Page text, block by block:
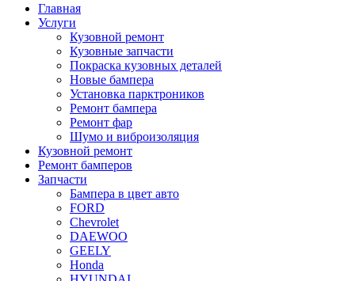
Главная
Услуги
Кузовной ремонт
Кузовные запчасти
Покраска кузовных деталей
Новые бампера
Установка парктроников
Ремонт бампера
Ремонт фар
Шумо и виброизоляция
Кузовной ремонт
Ремонт бамперов
Запчасти
Бампера в цвет авто
FORD
Chevrolet
DAEWOO
GEELY
Honda